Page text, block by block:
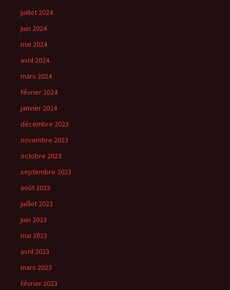
juillet 2024
juin 2024
mai 2024
avril 2024
mars 2024
février 2024
janvier 2024
décembre 2023
novembre 2023
octobre 2023
septembre 2023
août 2023
juillet 2023
juin 2023
mai 2023
avril 2023
mars 2023
février 2023